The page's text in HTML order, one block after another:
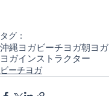
タグ：
沖縄ヨガビーチヨガ朝ヨガ
ヨガインストラクター
ビーチヨガ